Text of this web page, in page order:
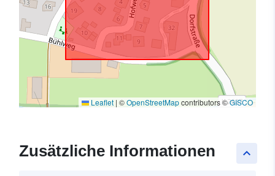
Leaflet | ©OpenStreetMapcontributors ©GISCO
keyboard_arrow_up
Zusätzliche Informationen